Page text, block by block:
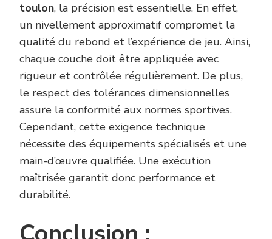
toulon, la précision est essentielle. En effet,
un nivellement approximatif compromet la
qualité du rebond et l’expérience de jeu. Ainsi,
chaque couche doit être appliquée avec
rigueur et contrôlée régulièrement. De plus,
le respect des tolérances dimensionnelles
assure la conformité aux normes sportives.
Cependant, cette exigence technique
nécessite des équipements spécialisés et une
main-d’œuvre qualifiée. Une exécution
maîtrisée garantit donc performance et
durabilité.